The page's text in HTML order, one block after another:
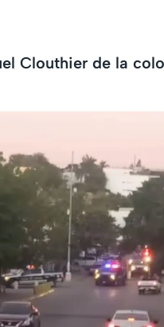
Clouthier de la